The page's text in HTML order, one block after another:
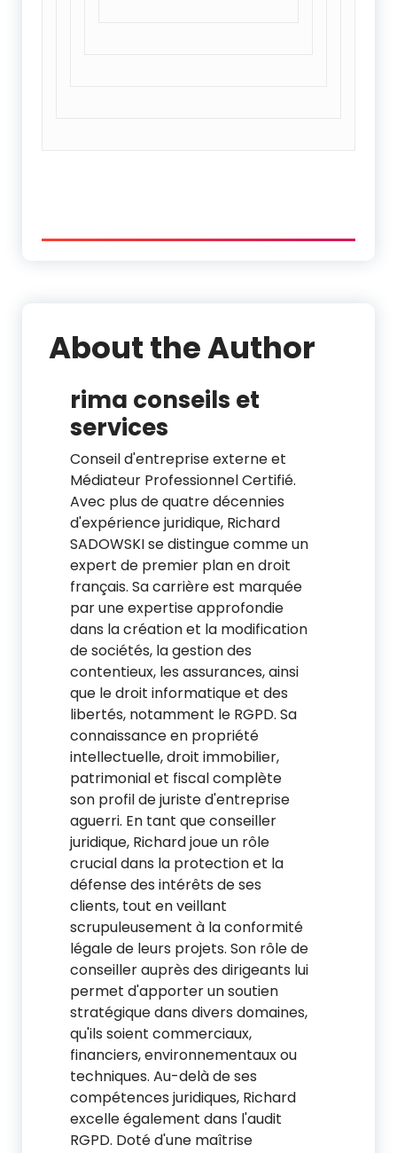
About the Author
rima conseils et
services
Conseil d'entreprise externe et
Médiateur Professionnel Certifié.
Avec plus de quatre décennies
d'expérience juridique, Richard
SADOWSKI se distingue comme un
expert de premier plan en droit
français. Sa carrière est marquée
par une expertise approfondie
dans la création et la modification
de sociétés, la gestion des
contentieux, les assurances, ainsi
que le droit informatique et des
libertés, notamment le RGPD. Sa
connaissance en propriété
intellectuelle, droit immobilier,
patrimonial et fiscal complète
son profil de juriste d'entreprise
aguerri. En tant que conseiller
juridique, Richard joue un rôle
crucial dans la protection et la
défense des intérêts de ses
clients, tout en veillant
scrupuleusement à la conformité
légale de leurs projets. Son rôle de
conseiller auprès des dirigeants lui
permet d'apporter un soutien
stratégique dans divers domaines,
qu'ils soient commerciaux,
financiers, environnementaux ou
techniques. Au-delà de ses
compétences juridiques, Richard
excelle également dans l'audit
RGPD. Doté d'une maîtrise